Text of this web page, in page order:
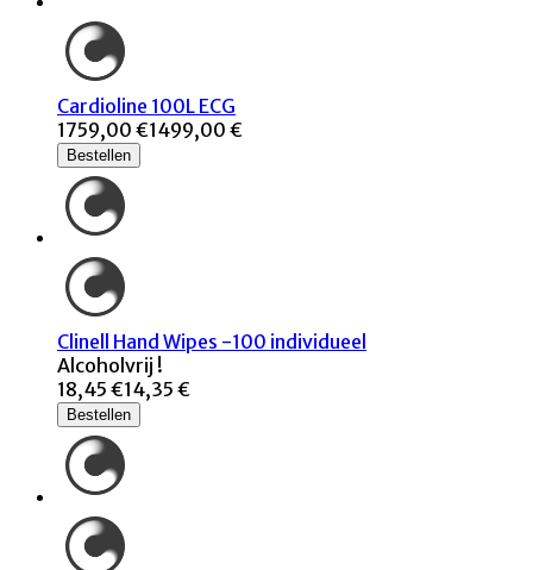
Cardioline 100L ECG
1759,00 €1499,00 €
Bestellen
Clinell Hand Wipes -100 individueel
Alcoholvrij !
18,45 €14,35 €
Bestellen